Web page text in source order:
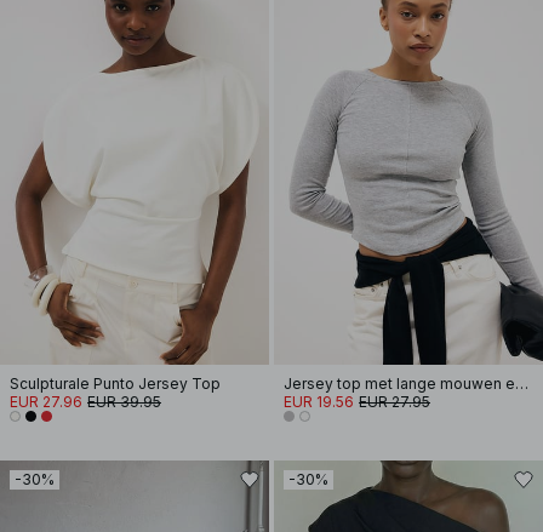
Sculpturale Punto Jersey Top
EUR 27.96 EUR 39.95
Jersey top met lange mouwen en afgeronde zoom
EUR 19.56 EUR 27.95
-30% -30%